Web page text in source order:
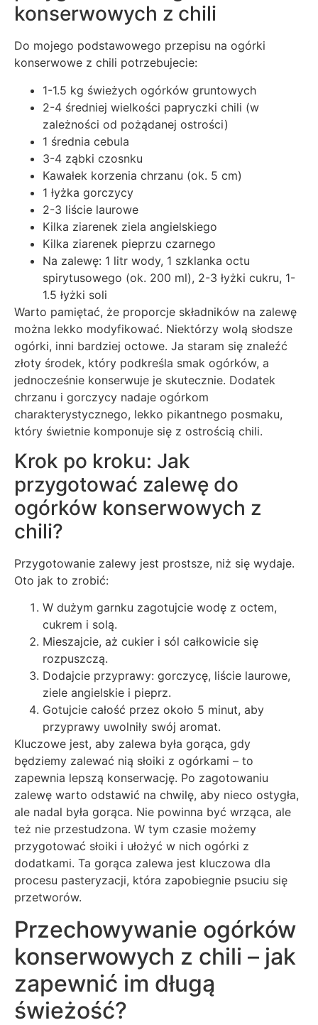
konserwowych z chili
Do mojego podstawowego przepisu na ogórki
konserwowe z chili potrzebujecie:
1-1.5 kg świeżych ogórków gruntowych
2-4 średniej wielkości papryczki chili (w
zależności od pożądanej ostrości)
1 średnia cebula
3-4 ząbki czosnku
Kawałek korzenia chrzanu (ok. 5 cm)
1 łyżka gorczycy
2-3 liście laurowe
Kilka ziarenek ziela angielskiego
Kilka ziarenek pieprzu czarnego
Na zalewę: 1 litr wody, 1 szklanka octu
spirytusowego (ok. 200 ml), 2-3 łyżki cukru, 1-
1.5 łyżki soli
Warto pamiętać, że proporcje składników na zalewę
można lekko modyfikować. Niektórzy wolą słodsze
ogórki, inni bardziej octowe. Ja staram się znaleźć
złoty środek, który podkreśla smak ogórków, a
jednocześnie konserwuje je skutecznie. Dodatek
chrzanu i gorczycy nadaje ogórkom
charakterystycznego, lekko pikantnego posmaku,
który świetnie komponuje się z ostrością chili.
Krok po kroku: Jak
przygotować zalewę do
ogórków konserwowych z
chili?
Przygotowanie zalewy jest prostsze, niż się wydaje.
Oto jak to zrobić:
W dużym garnku zagotujcie wodę z octem,
cukrem i solą.
Mieszajcie, aż cukier i sól całkowicie się
rozpuszczą.
Dodajcie przyprawy: gorczycę, liście laurowe,
ziele angielskie i pieprz.
Gotujcie całość przez około 5 minut, aby
przyprawy uwolniły swój aromat.
Kluczowe jest, aby zalewa była gorąca, gdy
będziemy zalewać nią słoiki z ogórkami – to
zapewnia lepszą konserwację. Po zagotowaniu
zalewę warto odstawić na chwilę, aby nieco ostygła,
ale nadal była gorąca. Nie powinna być wrząca, ale
też nie przestudzona. W tym czasie możemy
przygotować słoiki i ułożyć w nich ogórki z
dodatkami. Ta gorąca zalewa jest kluczowa dla
procesu pasteryzacji, która zapobiegnie psuciu się
przetworów.
Przechowywanie ogórków
konserwowych z chili – jak
zapewnić im długą
świeżość?